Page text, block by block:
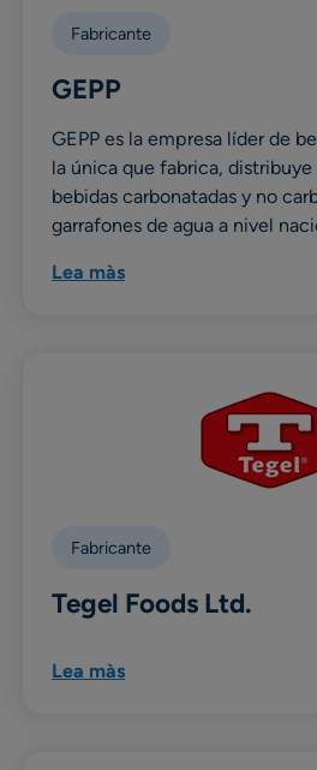
Fabricante
GEPP
GEPP es la empresa líder de
la única que fabrica,
bebidas carbonatadas y no
garrafones de agua a nivel
Lea màs
Fabricante
Tegel Foods Ltd.
Lea màs